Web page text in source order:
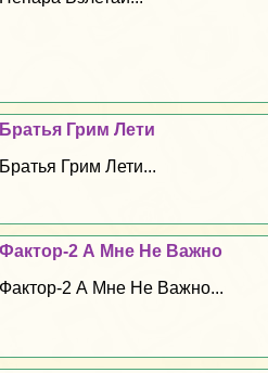
Братья Грим Лети
Братья Грим Лети...
Фактор-2 А Мне Не Важно
Фактор-2 А Мне Не Важно...